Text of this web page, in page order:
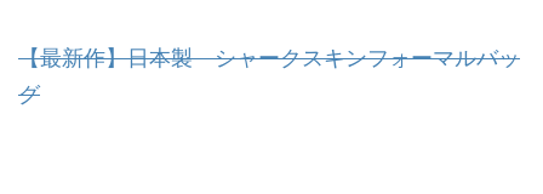
【最新作】日本製 シャークスキンフォーマルバッ
グ